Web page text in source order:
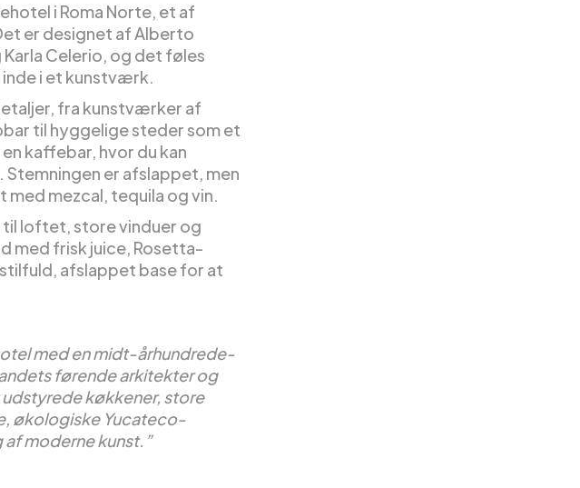
i Roma Norte, et af
er designet af Alberto
Celerio, og det føles
inde i et kunstværk.
fra kunstværker af
til hyggelige steder som et
kaffebar, hvor du kan
er afslappet, men
mezcal, tequila og vin.
til loftet, store vinduer og
med frisk juice, Rosetta-
afslappet base for at
med en midt-århundrede-
førende arkitekter og
køkkener, store
økologiske Yucateco-
moderne kunst.”